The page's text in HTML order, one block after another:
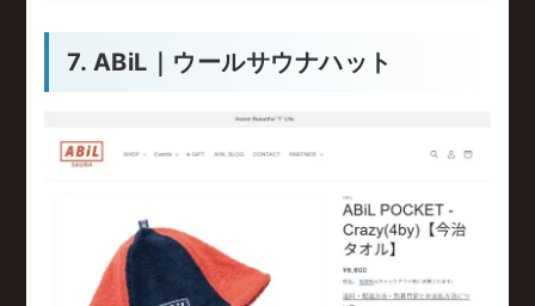
7. ABiL｜ウールサウナハット